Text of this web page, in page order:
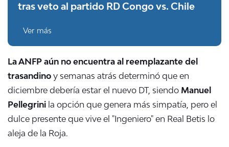
tras veto al partido RD Congo vs. Chile
Ver más
La ANFP aún no encuentra al reemplazante del
trasandino y semanas atrás determinó que en
diciembre debería estar el nuevo DT, siendo Manuel
Pellegrini la opción que genera más simpatía, pero el
dulce presente que vive el "Ingeniero" en Real Betis lo
aleja de la Roja.